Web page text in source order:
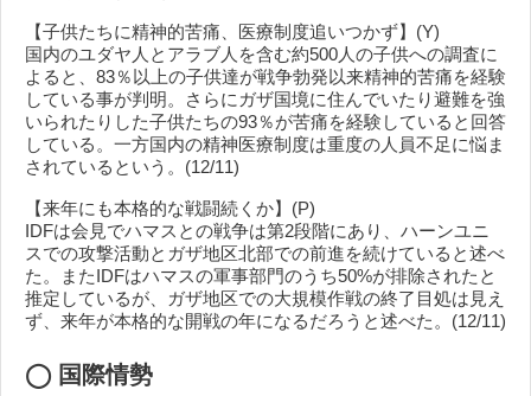
【子供たちに精神的苦痛、医療制度追いつかず】(Y)
国内のユダヤ人とアラブ人を含む約500人の子供への調査に
よると、83％以上の子供達が戦争勃発以来精神的苦痛を経験
している事が判明。さらにガザ国境に住んでいたり避難を強
いられたりした子供たちの93％が苦痛を経験していると回答
している。一方国内の精神医療制度は重度の人員不足に悩ま
されているという。(12/11)
【来年にも本格的な戦闘続くか】(P)
IDFは会見でハマスとの戦争は第2段階にあり、ハーンユニ
スでの攻撃活動とガザ地区北部での前進を続けていると述べ
た。またIDFはハマスの軍事部門のうち50%が排除されたと
推定しているが、ガザ地区での大規模作戦の終了目処は見え
ず、来年が本格的な開戦の年になるだろうと述べた。(12/11)
◯ 国際情勢